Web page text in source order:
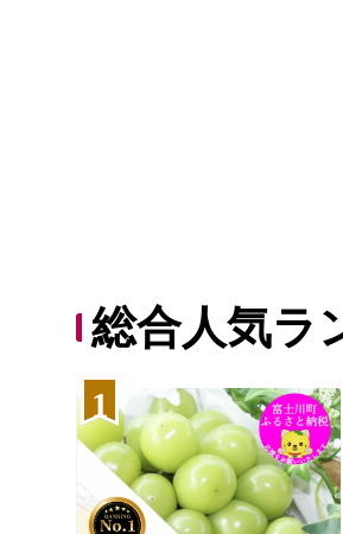
総合人気ラ
1